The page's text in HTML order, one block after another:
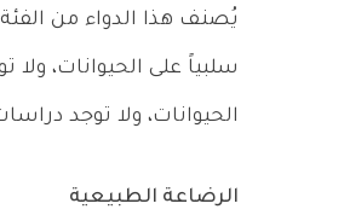
سلبياً على الحيوانات،
الحيوانات، ولا توجد
الرضاعة الطبيعية